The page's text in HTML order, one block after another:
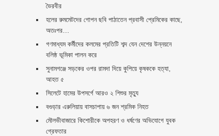
ভৈরবীর
হলের রুমমেটদের গোপন ছবি পাঠাতেন প্রবাসী প্রেমিকের কাছে,
অতঃপর…
গণমাধ্যম কর্মীদের কলমের প্রতিটি শব্দ যেন দেশের উন্নয়নে
বলিষ্ঠ ভূমিকা পালন করে
সুনামগঞ্জে সড়কের ওপর রামদা দিয়ে কুপিয়ে কৃষককে হত্যা,
আহত ৫
সিলেটে হামের উপসর্গে আরও ২ শিশুর মৃত্যু
বগুড়ার এরুলিয়ায় বাসচাপায় ৬ জন শ্রমিক নিহত
মৌলভীবাজারে কিশোরীকে অপহরণ ও ধর্ষণের অভিযোগে যুবক
গ্রেফতার